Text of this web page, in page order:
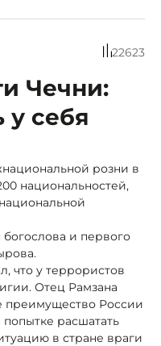
22623
Чечни:
у себя
розни в
национальностей,
и первого
что у террористов
Отец Рамзана
преимущество России
расшатать
в стране враги